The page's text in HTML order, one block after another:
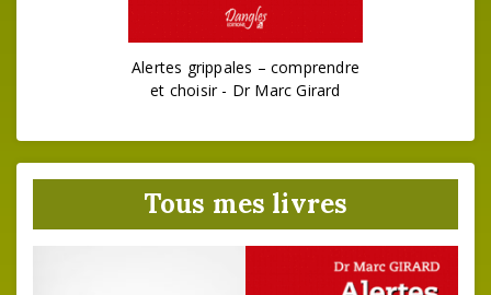
Alertes grippales – comprendre
et choisir - Dr Marc Girard
Tous mes livres